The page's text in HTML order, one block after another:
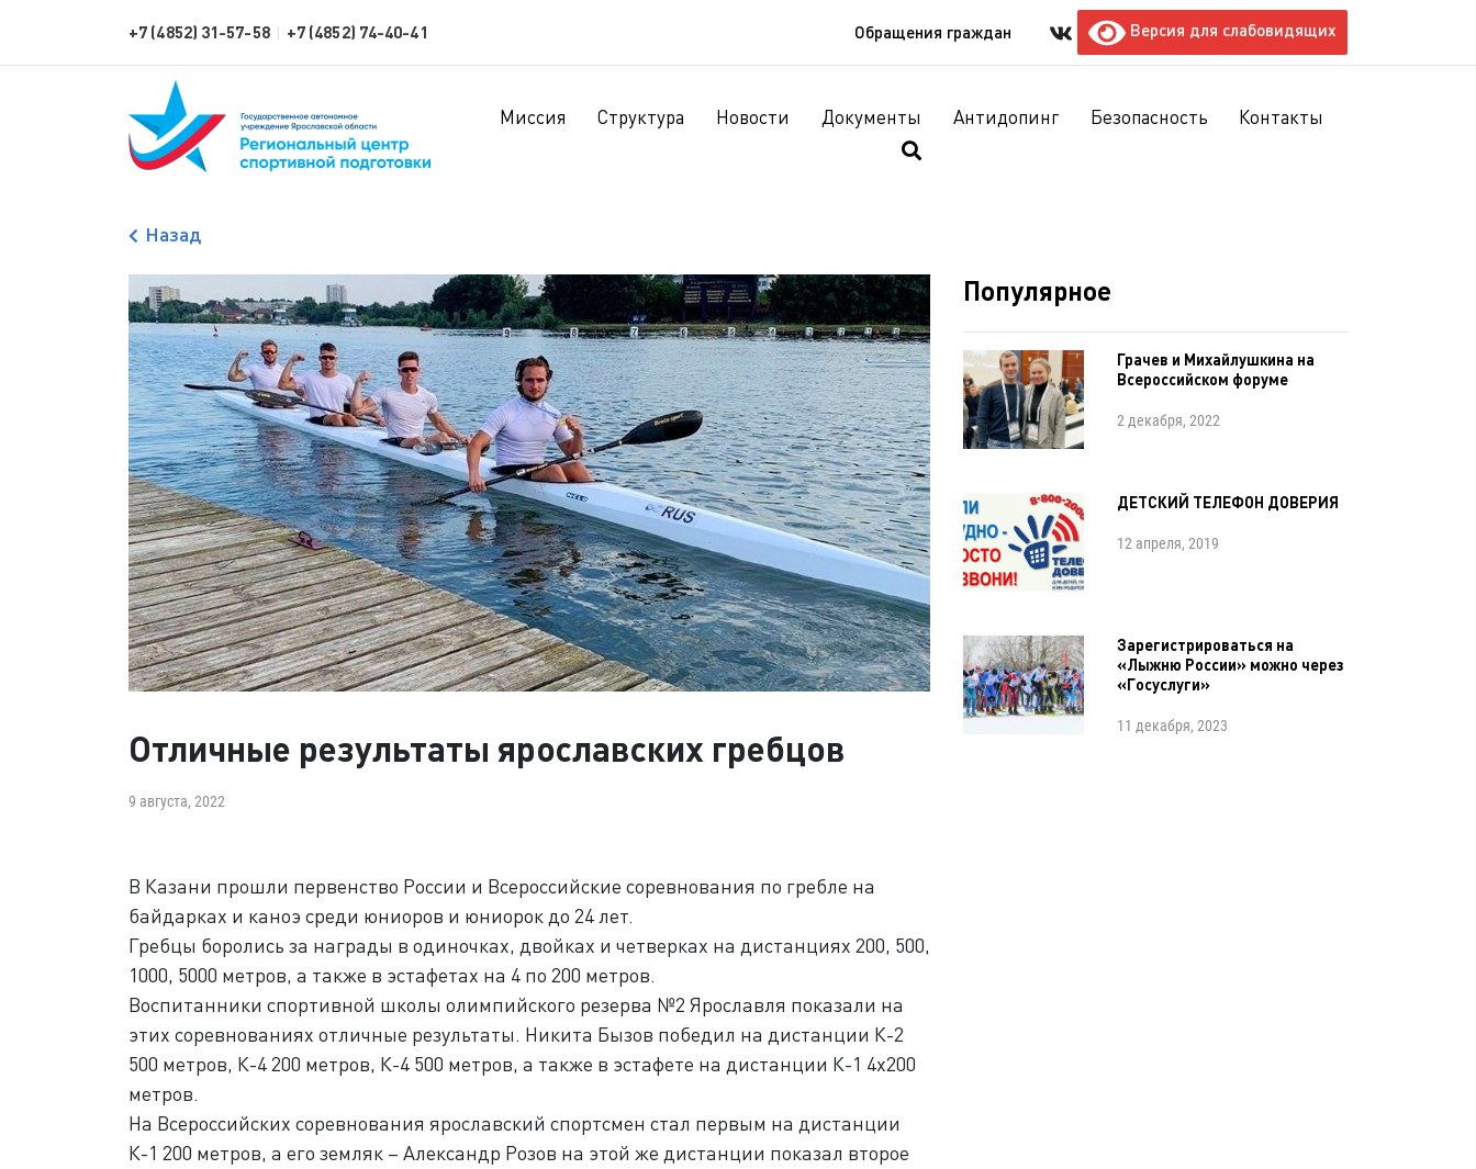
+7 (4852) 31-57-58 | +7 (4852) 74-40-41 Обращения граждан Версия для слабовидящих
Миссия Структура Новости Документы Антидопинг Безопасность Контакты
Назад
Отличные результаты ярославских гребцов
9 августа, 2022
В Казани прошли первенство России и Всероссийские соревнования по гребле на
байдарках и каноэ среди юниоров и юниорок до 24 лет.
Гребцы боролись за награды в одиночках, двойках и четверках на дистанциях 200, 500,
1000, 5000 метров, а также в эстафетах на 4 по 200 метров.
Воспитанники спортивной школы олимпийского резерва №2 Ярославля показали на
этих соревнованиях отличные результаты. Никита Бызов победил на дистанции К-2
500 метров, К-4 200 метров, К-4 500 метров, а также в эстафете на дистанции К-1 4х200
метров.
На Всероссийских соревнования ярославский спортсмен стал первым на дистанции
К-1 200 метров, а его земляк – Александр Розов на этой же дистанции показал второе
Популярное
Грачев и Михайлушкина на
Всероссийском форуме
2 декабря, 2022
ДЕТСКИЙ ТЕЛЕФОН ДОВЕРИЯ
12 апреля, 2019
Зарегистрироваться на
«Лыжню России» можно через
«Госуслуги»
11 декабря, 2023